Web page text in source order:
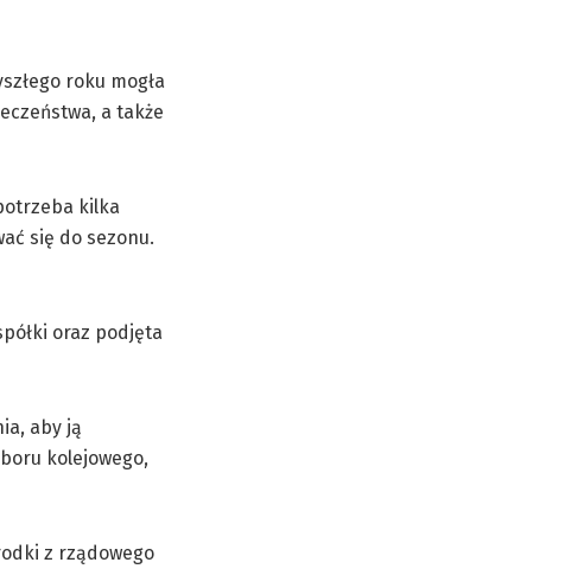
roku mogła
a także
kilka
się do sezonu.
oraz podjęta
aby ją
kolejowego,
z rządowego